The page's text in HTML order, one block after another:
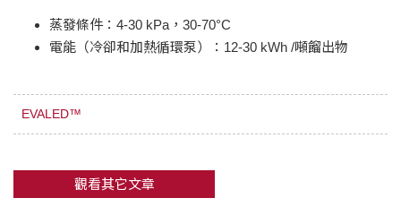
蒸發條件：4-30 kPa，30-70°C
電能（冷卻和加熱循環泵）：12-30 kWh /噸餾出物
EVALED™
觀看其它文章